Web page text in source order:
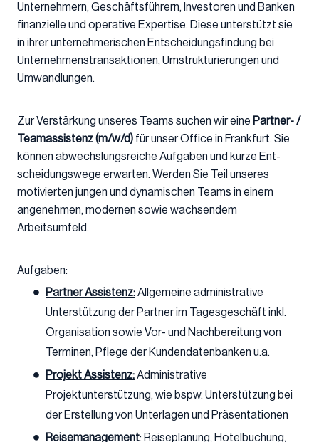
Unternehmern, Geschäftsführern, Investoren und Banken
finanzielle und operative Expertise. Diese unterstützt sie
in ihrer unternehmerischen Entscheidungsfindung bei
Unternehmenstransaktionen, Umstrukturierungen und
Umwandlungen.
Zur Verstärkung unseres Teams suchen wireine Partner- /
Teamassistenz(m/w/d) für unser Office in Frankfurt. Sie
können ab­wechs­lungs­rei­che Auf­ga­ben und kur­ze Ent­
schei­dungs­we­ge erwarten. Werden Sie Teil unseres
motivierten jungen und dynamischen Teams in einem
angenehmen, modernen sowie wachsendem
Arbeitsumfeld.
Aufgaben:
Partner Assistenz:Allgemeine administrative
Unterstützung der Partner im Tagesgeschäft inkl.
Organisation sowie Vor- und Nachbereitung von
Terminen, Pflege der Kundendatenbanken u.a.
Projekt Assistenz:Administrative
Projektunterstützung, wie bspw. Unterstützung bei
der Erstellung von Unterlagen und Präsentationen
Reisemanagement: Reiseplanung, Hotelbuchung,